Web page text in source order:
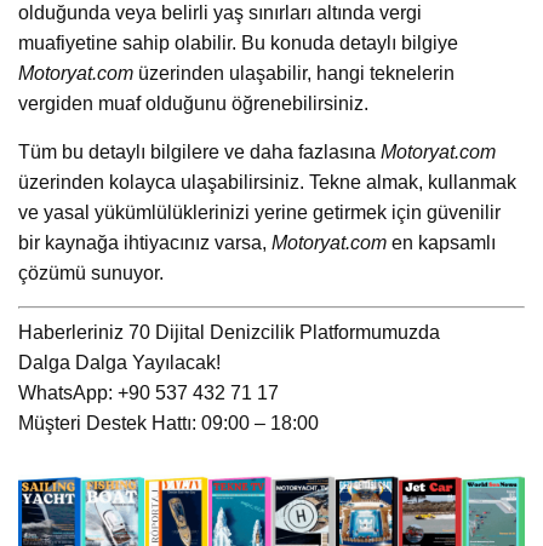
olduğunda veya belirli yaş sınırları altında vergi
muafiyetine sahip olabilir. Bu konuda detaylı bilgiye
Motoryat.com üzerinden ulaşabilir, hangi teknelerin
vergiden muaf olduğunu öğrenebilirsiniz.
Tüm bu detaylı bilgilere ve daha fazlasına Motoryat.com
üzerinden kolayca ulaşabilirsiniz. Tekne almak, kullanmak
ve yasal yükümlülüklerinizi yerine getirmek için güvenilir
bir kaynağa ihtiyacınız varsa, Motoryat.com en kapsamlı
çözümü sunuyor.
Haberleriniz 70 Dijital Denizcilik Platformumuzda
Dalga Dalga Yayılacak!
WhatsApp: +90 537 432 71 17
Müşteri Destek Hattı: 09:00 – 18:00